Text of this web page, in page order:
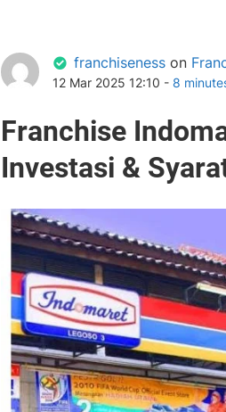
franchiseness on
12 Mar 2025 12:10 - 8
Franchise
Investasi &